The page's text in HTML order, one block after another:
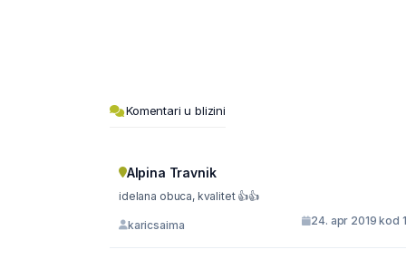
Komentari u blizini
Alpina Travnik
idelana obuca, kvalitet 👍👍
karicsaima 24. apr 2019 kod